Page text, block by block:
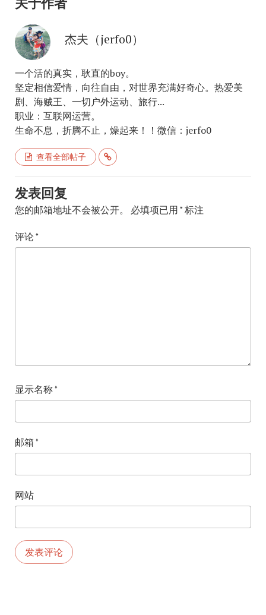
杰夫（jerfo0）
一个活的真实，耿直的boy。
坚定相信爱情，向往自由，对世界充满好奇心。热爱美
剧、海贼王、一切户外运动、旅行...
职业：互联网运营。
生命不息，折腾不止，燥起来！！微信：jerfo0
查看全部帖子
发表回复
您的邮箱地址不会被公开。 必填项已用 *标注
评论*
显示名称*
邮箱 *
网站